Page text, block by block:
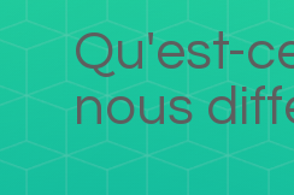
Qu'est-
nous